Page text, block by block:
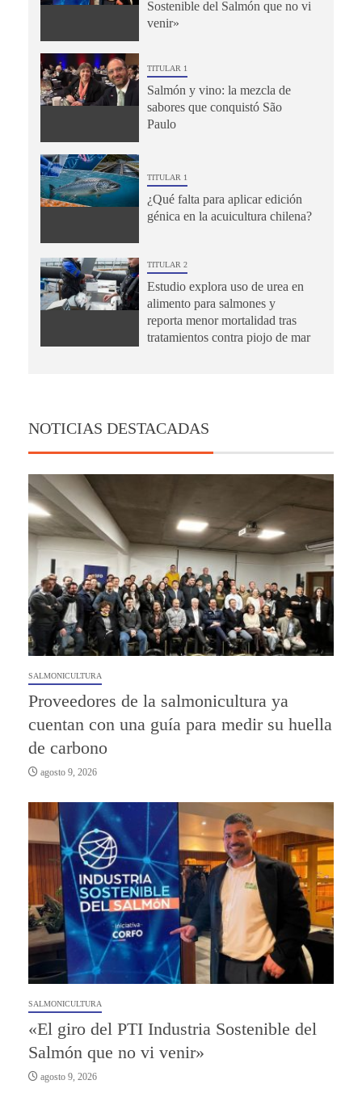
Sostenible del Salmón que no vi
venir»
TITULAR 1
Salmón y vino: la mezcla de
sabores que conquistó São
Paulo
TITULAR 1
¿Qué falta para aplicar edición
génica en la acuicultura chilena?
TITULAR 2
Estudio explora uso de urea en
alimento para salmones y
reporta menor mortalidad tras
tratamientos contra piojo de mar
NOTICIAS DESTACADAS
SALMONICULTURA
Proveedores de la salmonicultura ya
cuentan con una guía para medir su huella
de carbono
agosto 9, 2026
SALMONICULTURA
«El giro del PTI Industria Sostenible del
Salmón que no vi venir»
agosto 9, 2026